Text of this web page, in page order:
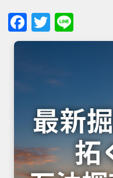
Facebook
Twitter